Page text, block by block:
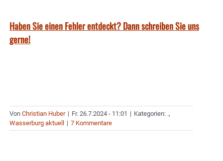
Haben Sie einen Fehler entdeckt? Dann schreiben Sie uns
gerne!
Von Christian Huber | Fr. 26.7.2024 - 11:01 | Kategorien: .,
Wasserburg aktuell
| 7 Kommentare